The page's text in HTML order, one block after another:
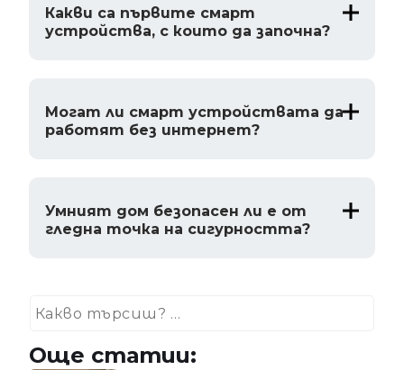
Какви са първите смарт
устройства, с които да започна?
Могат ли смарт устройствата да
работят без интернет?
Умният дом безопасен ли е от
гледна точка на сигурността?
Още статии: